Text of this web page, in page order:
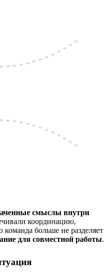
смыслы внутри
координацию,
больше не разделяет
для совместной работы.